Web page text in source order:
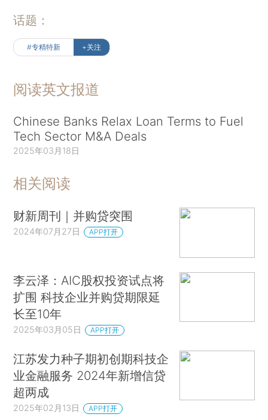
话题：
#专精特新 +关注
阅读英文报道
Chinese Banks Relax Loan Terms to Fuel
Tech Sector M&A Deals
2025年03月18日
相关阅读
财新周刊｜并购贷突围
2024年07月27日 APP打开
李云泽：AIC股权投资试点将
扩围 科技企业并购贷期限延
长至10年
2025年03月05日 APP打开
江苏发力种子期初创期科技企
业金融服务 2024年新增信贷
超两成
2025年02月13日 APP打开